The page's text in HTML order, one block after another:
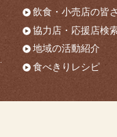
飲食・小売店の皆
協力店・応援店検
地域の活動紹介
食べきりレシピ